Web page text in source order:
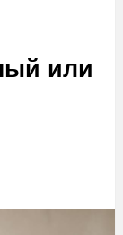
или